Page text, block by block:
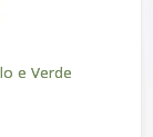
e Verde